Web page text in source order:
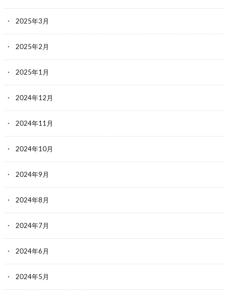
2025年3月
2025年2月
2025年1月
2024年12月
2024年11月
2024年10月
2024年9月
2024年8月
2024年7月
2024年6月
2024年5月